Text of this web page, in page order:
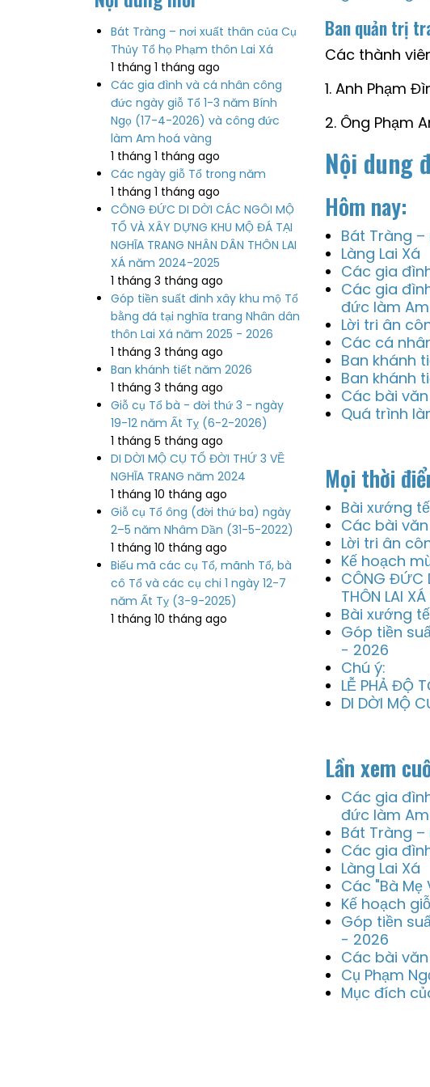
Bát Tràng – nơi xuất thân của Cụ
Thủy Tổ họ Phạm thôn Lai Xá
1 tháng 1 tháng ago
Các gia đình và cá nhân công
đức ngày giỗ Tổ 1-3 năm Bính
Ngọ (17-4-2026) và công đức
làm Am hoá vàng
1 tháng 1 tháng ago
Các ngày giỗ Tổ trong năm
1 tháng 1 tháng ago
CÔNG ĐỨC DI DỜI CÁC NGÔI MỘ
TỔ VÀ XÂY DỰNG KHU MỘ ĐÁ TẠI
NGHĨA TRANG NHÂN DÂN THÔN LAI
XÁ năm 2024-2025
1 tháng 3 tháng ago
Góp tiền suất đinh xây khu mộ Tổ
bằng đá tại nghĩa trang Nhân dân
thôn Lai Xá năm 2025 - 2026
1 tháng 3 tháng ago
Ban khánh tiết năm 2026
1 tháng 3 tháng ago
Giỗ cụ Tổ bà - đời thứ 3 - ngày
19-12 năm Ất Tỵ (6-2-2026)
1 tháng 5 tháng ago
DI DỜI MỘ CỤ TỔ ĐỜI THỨ 3 VỀ
NGHĨA TRANG năm 2024
1 tháng 10 tháng ago
Giỗ cụ Tổ ông (đời thứ ba) ngày
2–5 năm Nhâm Dần (31-5-2022)
1 tháng 10 tháng ago
Biếu mã các cụ Tổ, mãnh Tổ, bà
cô Tổ và các cụ chi 1 ngày 12-7
năm Ất Tỵ (3-9-2025)
1 tháng 10 tháng ago
Ban quản trị
Các thành
1. Anh Phạm
2. Ông Phạm
Nội dung
Hôm nay:
Bát Tràng –
Làng Lai Xá
Các gia
Các gia
đức làm
Lời tri ân
Các cá
Ban khánh
Ban khánh
Các bài
Quá trình
Mọi thời
Bài xướng
Các bài
Lời tri ân
Kế hoạch
CÔNG ĐỨC
THÔN LAI
Bài xướng
Góp tiền
- 2026
Chú ý:
LỄ PHẢ ĐỘ
DI DỜI MỘ
Lần xem
Các gia
đức làm
Bát Tràng –
Các gia
Làng Lai Xá
Các "Bà
Kế hoạch
Góp tiền
- 2026
Các bài
Cụ Phạm
Mục đích